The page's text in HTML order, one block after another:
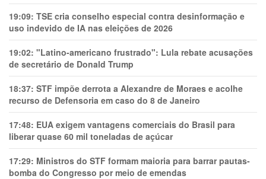
19:09: TSE cria conselho especial contra desinformação e
uso indevido de IA nas eleições de 2026
19:02: "Latino-americano frustrado": Lula rebate acusações
de secretário de Donald Trump
18:37: STF impõe derrota a Alexandre de Moraes e acolhe
recurso de Defensoria em caso do 8 de Janeiro
17:48: EUA exigem vantagens comerciais do Brasil para
liberar quase 60 mil toneladas de açúcar
17:29: Ministros do STF formam maioria para barrar pautas-
bomba do Congresso por meio de emendas